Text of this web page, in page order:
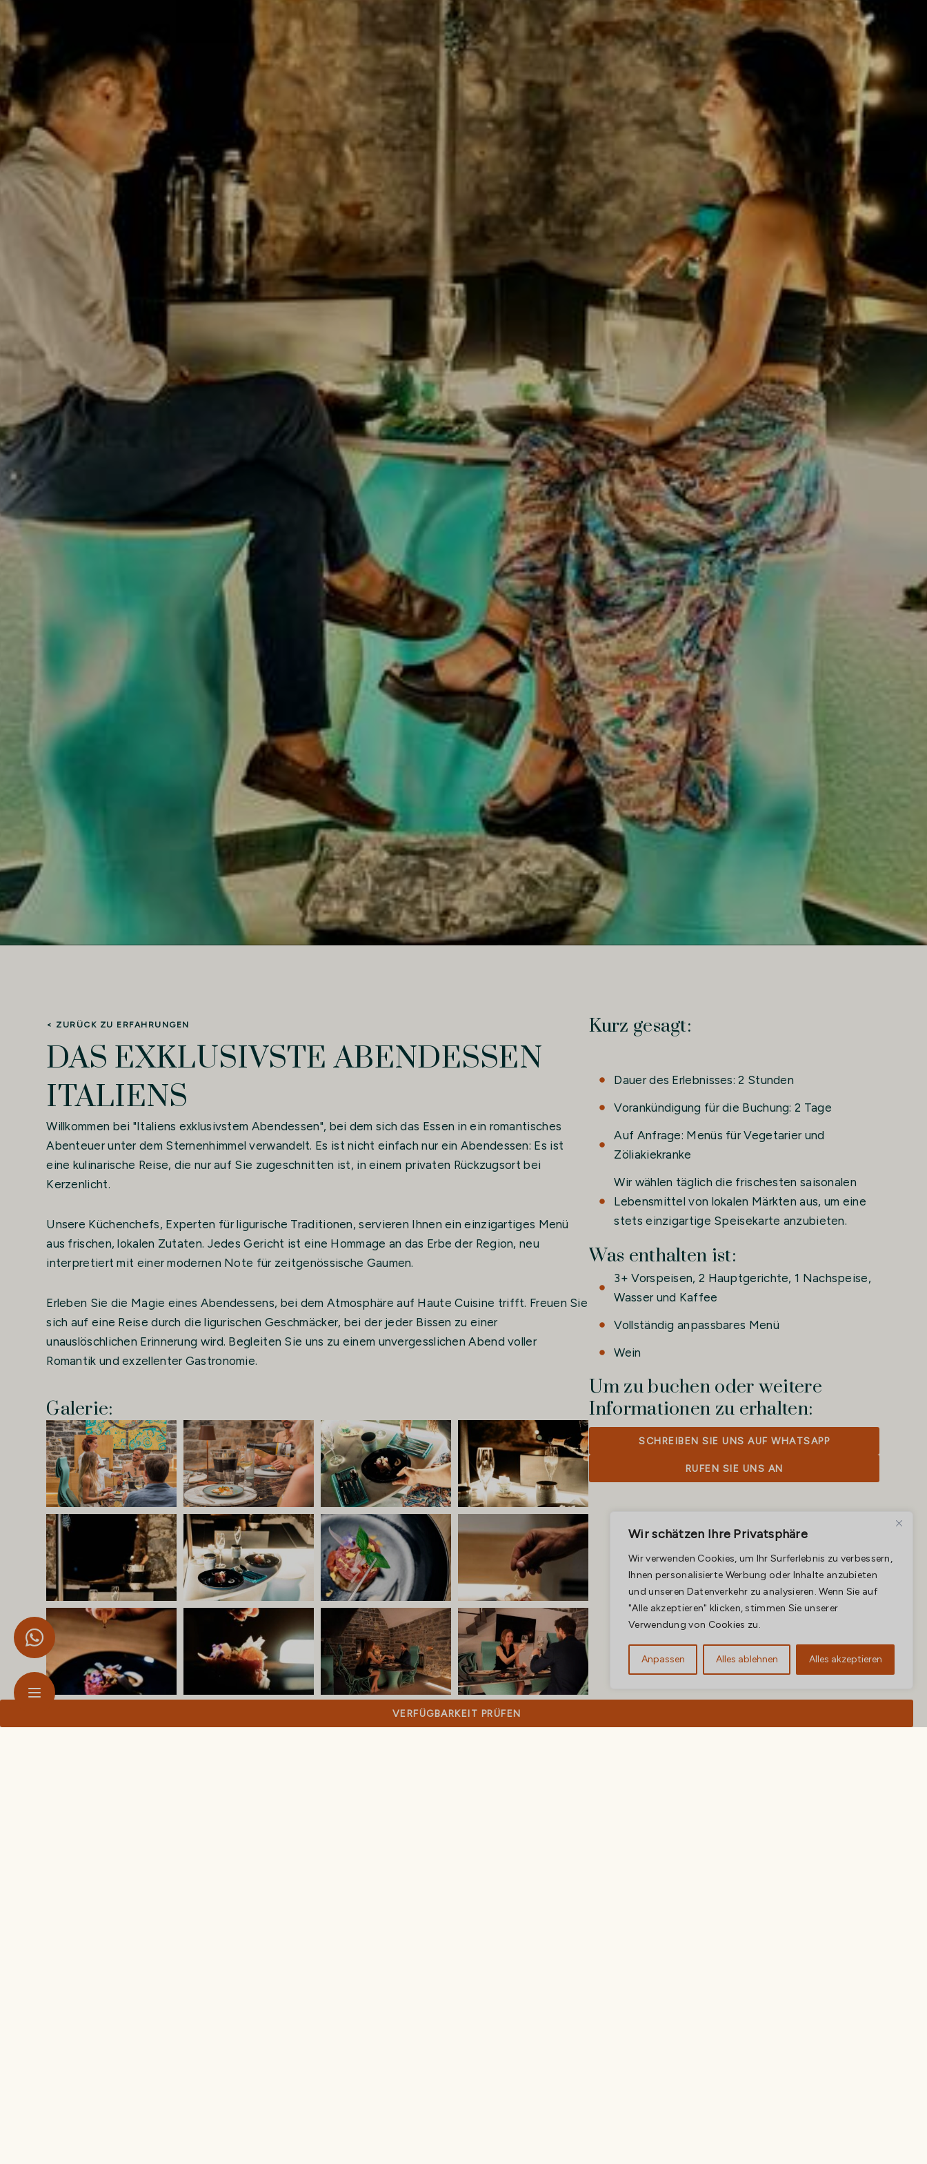
Wir schätzen Ihre Privatsphäre
Wir verwenden Cookies, um Ihr Surferlebnis zu verbessern,
Ihnen personalisierte Werbung oder Inhalte anzubieten
und unseren Datenverkehr zu analysieren. Wenn Sie auf
"Alle akzeptieren" klicken, stimmen Sie unserer
Verwendung von Cookies zu.
Anpassen Alles ablehnen Alles akzeptieren
< ZURÜCK ZU ERFAHRUNGEN
DAS EXKLUSIVSTE ABENDESSEN
ITALIENS
Willkommen bei "Italiens exklusivstem Abendessen", bei dem sich das Essen in ein romantisches
Abenteuer unter dem Sternenhimmel verwandelt. Es ist nicht einfach nur ein Abendessen: Es ist
eine kulinarische Reise, die nur auf Sie zugeschnitten ist, in einem privaten Rückzugsort bei
Kerzenlicht.
Unsere Küchenchefs, Experten für ligurische Traditionen, servieren Ihnen ein einzigartiges Menü
aus frischen, lokalen Zutaten. Jedes Gericht ist eine Hommage an das Erbe der Region, neu
interpretiert mit einer modernen Note für zeitgenössische Gaumen.
Erleben Sie die Magie eines Abendessens, bei dem Atmosphäre auf Haute Cuisine trifft. Freuen Sie
sich auf eine Reise durch die ligurischen Geschmäcker, bei der jeder Bissen zu einer
unauslöschlichen Erinnerung wird. Begleiten Sie uns zu einem unvergesslichen Abend voller
Romantik und exzellenter Gastronomie.
Galerie:
Kurz gesagt:
Dauer des Erlebnisses: 2 Stunden
Vorankündigung für die Buchung: 2 Tage
Auf Anfrage: Menüs für Vegetarier und
Zöliakiekranke
Wir wählen täglich die frischesten saisonalen
Lebensmittel von lokalen Märkten aus, um eine
stets einzigartige Speisekarte anzubieten.
Was enthalten ist:
3+ Vorspeisen, 2 Hauptgerichte, 1 Nachspeise,
Wasser und Kaffee
Vollständig anpassbares Menü
Wein
Um zu buchen oder weitere
Informationen zu erhalten:
SCHREIBEN SIE UNS AUF WHATSAPP
RUFEN SIE UNS AN
VERFÜGBARKEIT PRÜFEN